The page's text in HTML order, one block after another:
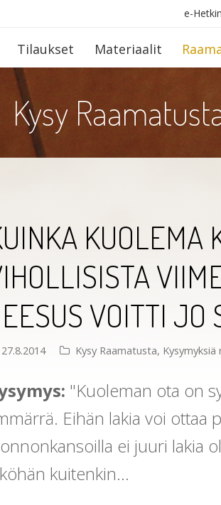
e-
Tilaukset Materiaalit
Kysy
KUOLEMA
VOITTI JO
27.8.2014 Kysy Raamatusta,
"Kuoleman ota on
Eihän lakia voi ottaa
ei juuri lakia
kuitenkin...